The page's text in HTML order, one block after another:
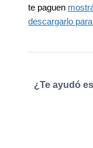
te paguen
descargarlo
¿Te ayudó